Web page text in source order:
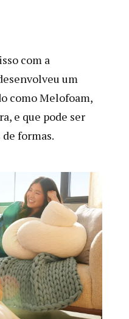
com a
um
como Melofoam,
e que pode ser
formas.